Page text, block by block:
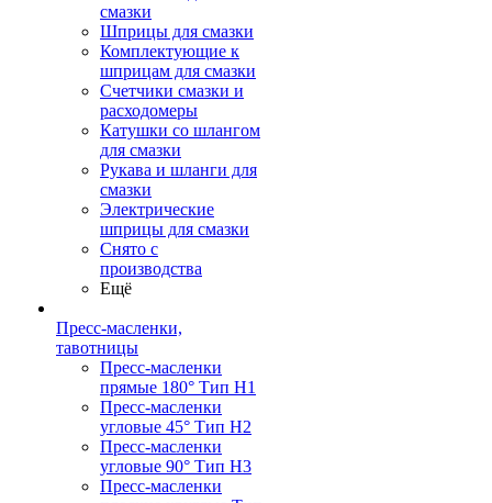
смазки
Шприцы для смазки
Комплектующие к
шприцам для смазки
Счетчики смазки и
расходомеры
Катушки со шлангом
для смазки
Рукава и шланги для
смазки
Электрические
шприцы для смазки
Снято с
производства
Ещё
Пресс-масленки,
тавотницы
Пресс-масленки
прямые 180° Тип H1
Пресс-масленки
угловые 45° Тип H2
Пресс-масленки
угловые 90° Тип H3
Пресс-масленки